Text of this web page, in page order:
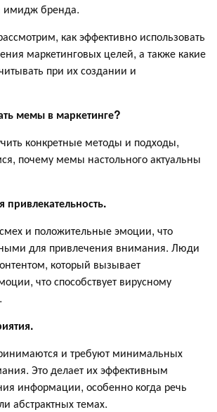
бренда.
как эффективно использовать
маркетинговых целей, а также какие
при их создании и
мемы в маркетинге?
конкретные методы и подходы,
почему мемы настольного актуальны
и положительные эмоции, что
для привлечения внимания. Люди
который вызывает
что способствует вирусному
и требуют минимальных
Это делает их эффективным
информации, особенно когда речь
абстрактных темах.